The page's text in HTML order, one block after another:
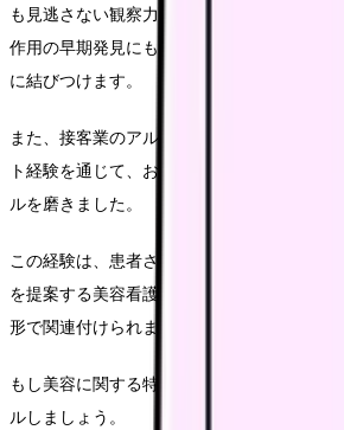
も見逃さない観察力を養いました。この力
作用の早期発見にも活かせると考えていま
に結びつけます。
また、接客業のアルバイト経験がある方な
ト経験を通じて、お客様の満足度を高める
ルを磨きました。
この経験は、患者さんの希望を丁寧に聞き
を提案する美容看護師の仕事に直接活かせ
形で関連付けられます。
もし美容に関する特別な経験や資格がある
ルしましょう。